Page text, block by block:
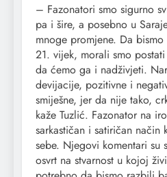
– Fazonatori smo sigurno
pa i šire, a posebno u
mnoge promjene. Da
21. vijek, morali smo
da ćemo ga i nadživjeti.
devijacije, pozitivne i
smiješne, jer da nije tako,
kaže Tuzlić. Fazonator na
sarkastičan i satiričan način
sebe. Njegovi komentari su
osvrt na stvarnost u kojoj